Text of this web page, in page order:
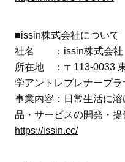
■issin株式会社について
社名 ：issin株式会社
所在地 ：〒113-0033
学アントレプレナープラ
事業内容：日常生活に
品・サービスの開発・提
https://issin.cc/